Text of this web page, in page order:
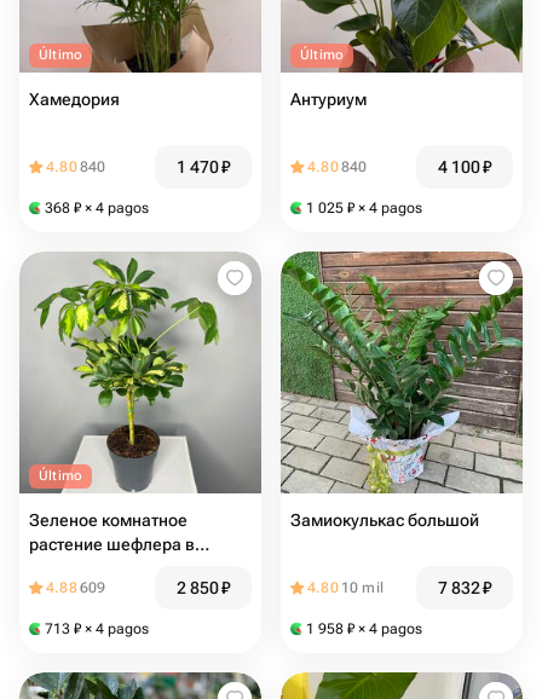
Último
Хамедория
4.80840 1 470₽
368 ₽ × 4 pagos
Último
Антуриум
4.80840 4 100₽
1 025 ₽ × 4 pagos
Último
Зеленое комнатное
растение шефлера в
4.88609 2 850₽
713 ₽ × 4 pagos
Замиокулькас большой
4.80 10 mil 7 832₽
1 958 ₽ × 4 pagos